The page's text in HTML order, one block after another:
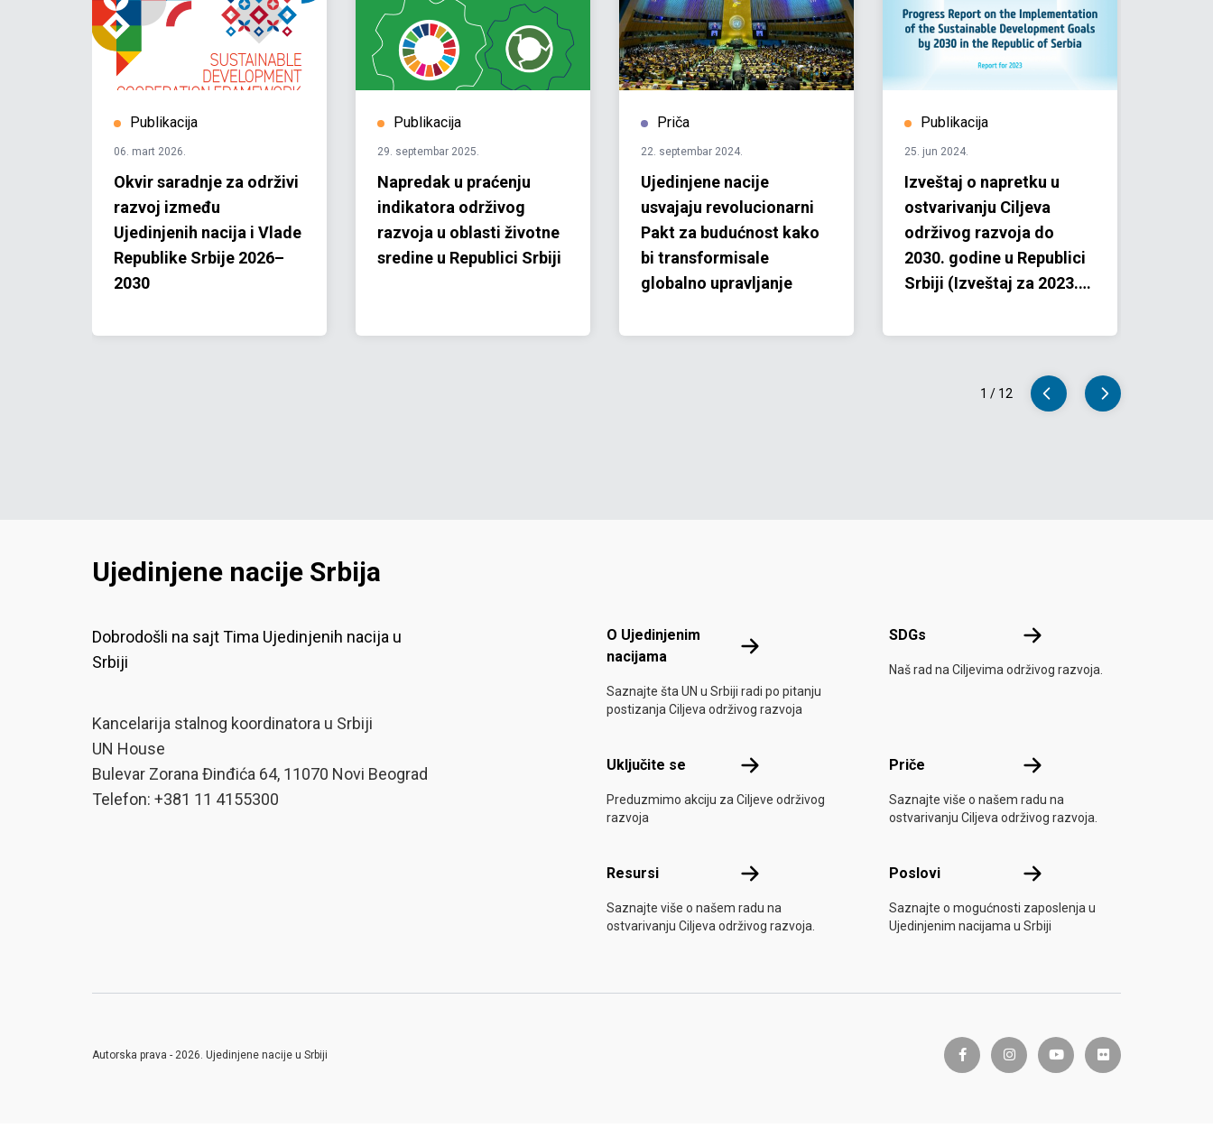
Publikacija
06. mart 2026.
Okvir saradnje za održivi
razvoj između
Ujedinjenih nacija i Vlade
Republike Srbije 2026–
2030
Publikacija
29. septembar 2025.
Napredak u praćenju
indikatora održivog
razvoja u oblasti životne
sredine u Republici Srbiji
Priča
22. septembar 2024.
Ujedinjene nacije
usvajaju revolucionarni
Pakt za budućnost kako
bi transformisale
globalno upravljanje
Publikacija
25. jun 2024.
Izveštaj o napretku u
ostvarivanju Cilјeva
održivog razvoja do
2030. godine u Republici
Srbiji (Izveštaj za 2023.
1 / 12
Ujedinjene nacije Srbija
Dobrodošli na sajt Tima Ujedinjenih nacija u
Srbiji
Kancelarija stalnog koordinatora u Srbiji
UN House
Bulevar Zorana Đinđića 64, 11070 Novi Beograd
Telefon: +381 11 4155300
O Ujedinjenim
nacijama
O Ujedinjenim nacijama
Saznajte šta UN u Srbiji radi po pitanju
postizanja Ciljeva održivog razvoja
SDGs SDGs
Naš rad na Ciljevima održivog razvoja.
Uključite se Uključite se
Preduzmimo akciju za Ciljeve održivog
razvoja
Priče Priče
Saznajte više o našem radu na
ostvarivanju Ciljeva održivog razvoja.
Resursi Resursi
Saznajte više o našem radu na
ostvarivanju Ciljeva održivog razvoja.
Poslovi Poslovi
Saznajte o mogućnosti zaposlenja u
Ujedinjenim nacijama u Srbiji
facebook-finstagramyoutube flickr
Autorska prava - 2026. Ujedinjene nacije u Srbiji